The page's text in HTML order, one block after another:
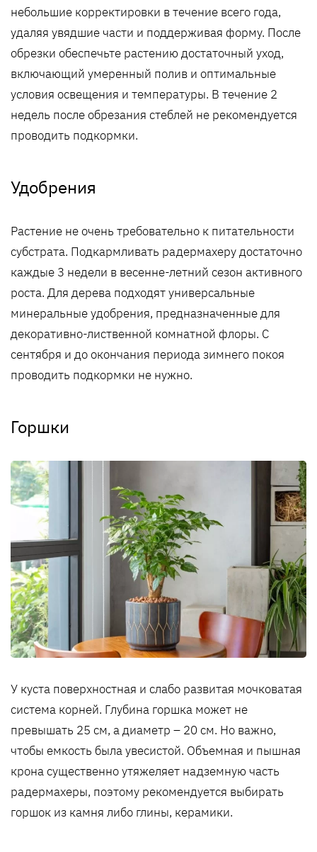
небольшие корректировки в течение всего года,
удаляя увядшие части и поддерживая форму. После
обрезки обеспечьте растению достаточный уход,
включающий умеренный полив и оптимальные
условия освещения и температуры. В течение 2
недель после обрезания стеблей не рекомендуется
проводить подкормки.
Удобрения
Растение не очень требовательно к питательности
субстрата. Подкармливать радермахеру достаточно
каждые 3 недели в весенне-летний сезон активного
роста. Для дерева подходят универсальные
минеральные удобрения, предназначенные для
декоративно-лиственной комнатной флоры. С
сентября и до окончания периода зимнего покоя
проводить подкормки не нужно.
Горшки
У куста поверхностная и слабо развитая мочковатая
система корней. Глубина горшка может не
превышать 25 см, а диаметр – 20 см. Но важно,
чтобы емкость была увесистой. Объемная и пышная
крона существенно утяжеляет надземную часть
радермахеры, поэтому рекомендуется выбирать
горшок из камня либо глины, керамики.